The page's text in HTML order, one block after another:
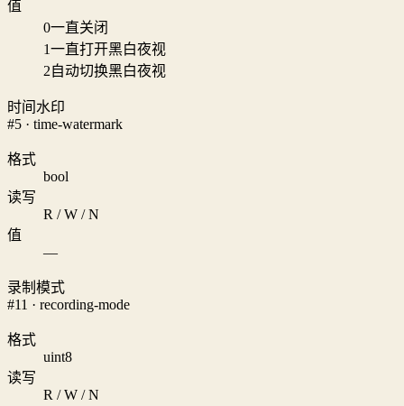
值
0一直关闭
1一直打开黑白夜视
2自动切换黑白夜视
时间水印
#5 · time-watermark
格式
bool
读写
R / W / N
值
—
录制模式
#11 · recording-mode
格式
uint8
读写
R / W / N